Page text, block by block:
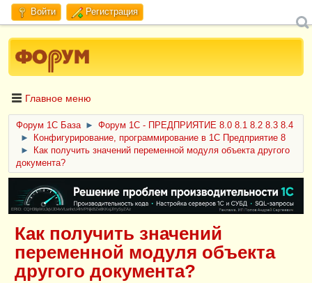
Войти Регистрация
Главное меню
Форум 1C База ►
Форум 1С - ПРЕДПРИЯТИЕ 8.0 8.1 8.2 8.3 8.4
►
Конфигурирование, программирование в 1С Предприятие 8
►
Как получить значений переменной модуля объекта другого
документа?
ERID: CQH36pWzJqVJD4xVLsnhcU4hVPNjkBZe8KKxjJiYySyZAz
Как получить значений
переменной модуля объекта
другого документа?